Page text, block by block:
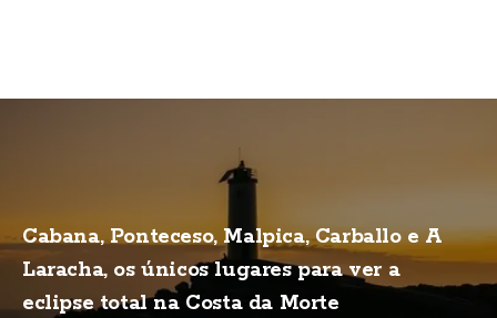
Cabana, Ponteceso, Malpica, Carballo e A
Laracha, os únicos lugares para ver a
eclipse total na Costa da Morte